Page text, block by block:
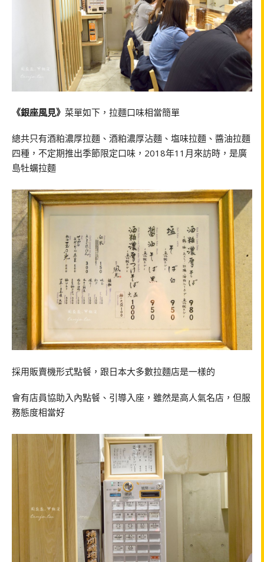
《銀座風見》 菜單如下，拉麵口味相當簡單
總共只有酒粕濃厚拉麵、酒粕濃厚沾麵、塩味拉麵、醬油拉麵
四種，不定期推出季節限定口味，2018年11月來訪時，是廣
島牡蠣拉麵
採用販賣機形式點餐，跟日本大多數拉麵店是一樣的
會有店員協助入內點餐、引導入座，雖然是高人氣名店，但服
務態度相當好